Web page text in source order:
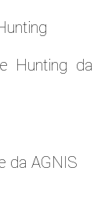
Hunting da
da AGNIS